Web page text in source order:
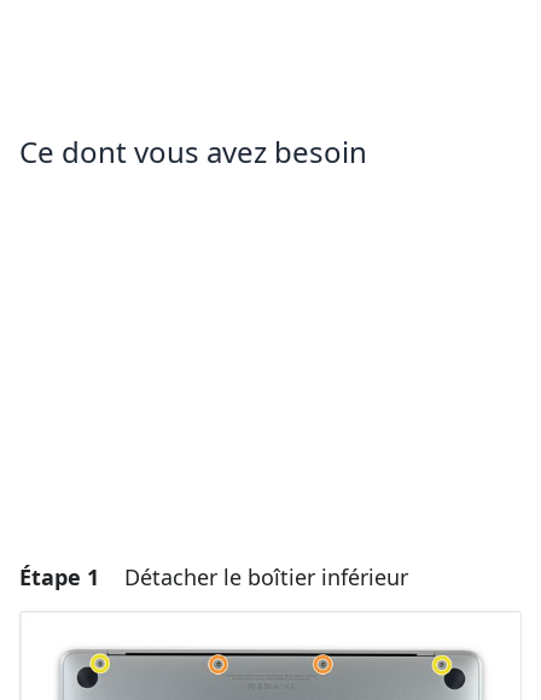
Ce dont vous avez besoin
Étape 1 Détacher le boîtier inférieur